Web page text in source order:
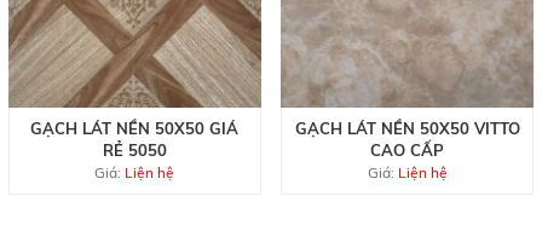
GẠCH LÁT NỀN 50X50 GIÁ
RẺ 5050
Giá: Liện hệ
GẠCH LÁT NỀN 50X50 VITTO
CAO CẤP
Giá: Liện hệ